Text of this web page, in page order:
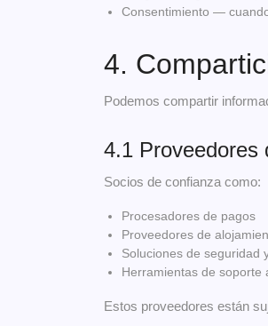
Consentimiento —
4.
Podemos compartir
4.1 Proveedores
Socios de confianza como:
Procesadores de pagos
Proveedores de
Soluciones de seguridad
Herramientas de soporte
Estos proveedores están